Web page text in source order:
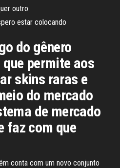
outro
estar colocando
do gênero
que permite aos
skins raras e
do mercado
de mercado
faz com que
conta com um novo conjunto